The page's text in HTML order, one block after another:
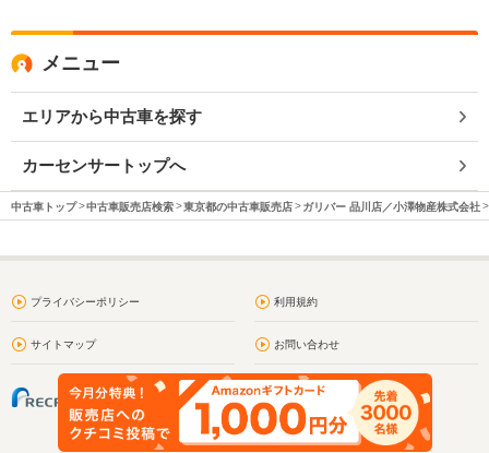
メニュー
エリアから中古車を探す
カーセンサートップへ
中古車トップ 中古車販売店検索 東京都の中古車販売店 ガリバー 品川店／小澤物産株式会社
プライバシーポリシー 利用規約
サイトマップ お問い合わせ